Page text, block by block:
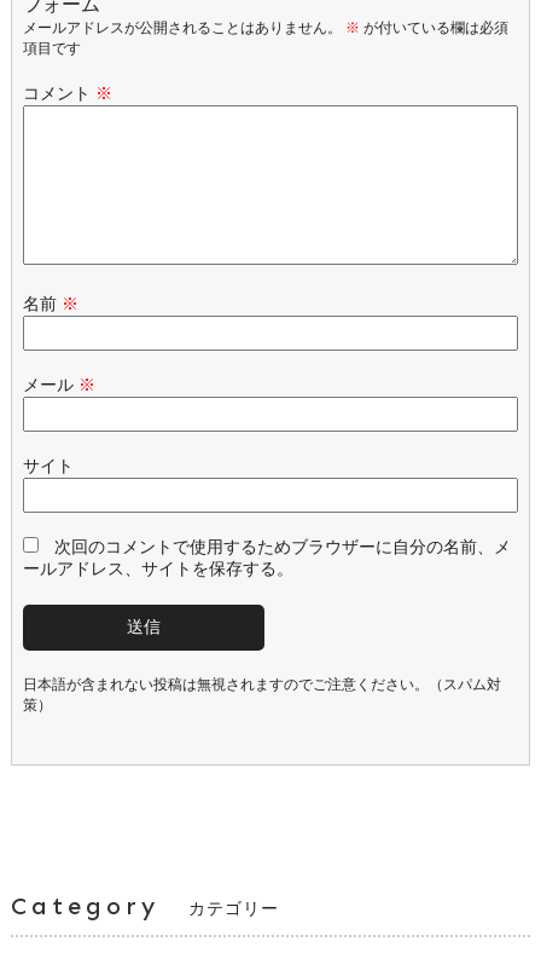
フォーム
メールアドレスが公開されることはありません。 ※ が付いている欄は必須
項目です
コメント ※
名前 ※
メール ※
サイト
次回のコメントで使用するためブラウザーに自分の名前、メ
ールアドレス、サイトを保存する。
日本語が含まれない投稿は無視されますのでご注意ください。（スパム対
策）
Category カテゴリー